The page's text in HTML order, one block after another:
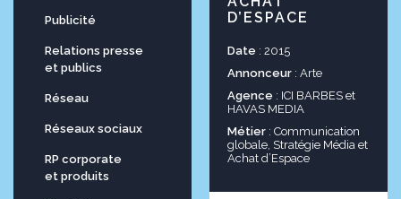
Publicité
Relations presse
et publics
Réseau
Réseaux sociaux
RP corporate
et produits
D’ESPACE
Date : 2015
Annonceur : Arte
Agence : ICI BARBES et
HAVAS MEDIA
Métier : Communication
globale, Stratégie Média et
Achat d’Espace